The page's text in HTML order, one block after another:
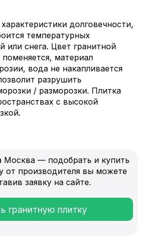
долговечности,
температурных
или снега. Цвет гранитной
материал
вода не накапливается
разрушить
/ разморозки. Плитка
с высокой
Москва — подобрать и купить
от производителя вы можете
заявку на сайте.
гранитную плитку